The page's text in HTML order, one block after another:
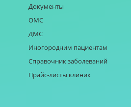
Документы
ОМС
ДМС
Иногородним пациентам
Справочник заболеваний
Прайс-листы клиник